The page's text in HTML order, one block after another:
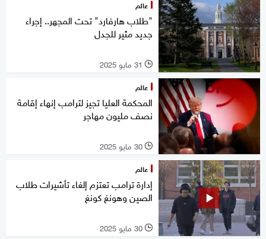
عالم
"طلاب هارفارد" تحت المجهر.. إجراء
جديد مثير للجدل
l 31 مايو 2025
عالم
المحكمة العليا تجيز لترامب إنهاء إقامة
نصف مليون مهاجر
l 30 مايو 2025
عالم
إدارة ترامب تعتزم إلغاء تأشيرات طلاب
الصين وهونغ كونغ
l 30 مايو 2025